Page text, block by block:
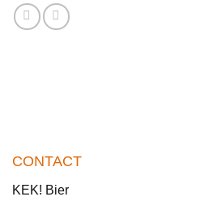
CONTACT
KEK! Bier